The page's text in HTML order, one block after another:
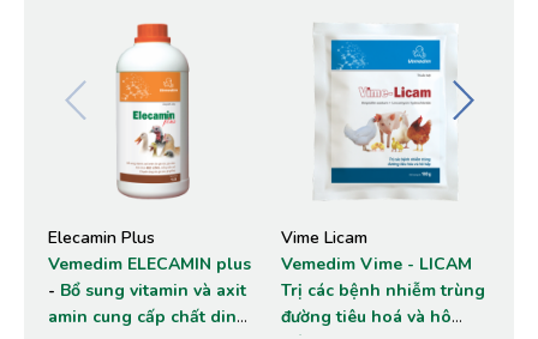
Elecamin Plus
Vemedim ELECAMIN plus
- Bổ sung vitamin và axit
amin cung cấp chất dinh
Vime Licam
Vemedim Vime - LICAM
Trị các bệnh nhiễm trùng
đường tiêu hoá và hô